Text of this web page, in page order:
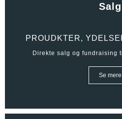
Salg
PROUDKTER,
Direkte salg og fundraising
Se mere